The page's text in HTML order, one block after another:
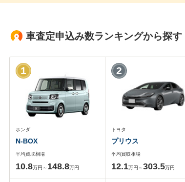
車査定申込み数ランキングから探す
ホンダ
N-BOX
平均買取相場
10.8万円～ 148.8万円
1
トヨタ
プリウス
平均買取相場
12.1万円～303.5万円
2